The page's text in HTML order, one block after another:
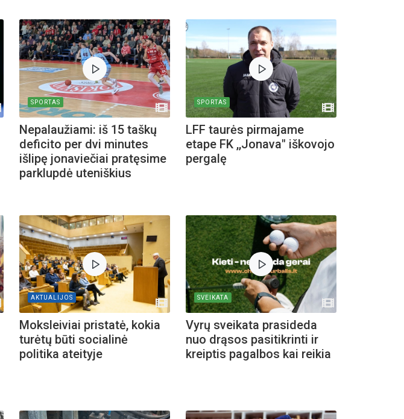
Biblioteka kviečia į renginius
rugpjūčio mėnesį
Registracija į eitynes
SPORTAS
Nepalaužiami: iš 15 taškų
deficito per dvi minutes
išlipę jonaviečiai pratęsime
parklupdė uteniškius
SPORTAS
LFF taurės pirmajame
etape FK ,,Jonava" iškovojo
pergalę
AKTUALIJOS
Moksleiviai pristatė, kokia
turėtų būti socialinė
politika ateityje
SVEIKATA
Vyrų sveikata prasideda
nuo drąsos pasitikrinti ir
kreiptis pagalbos kai reikia